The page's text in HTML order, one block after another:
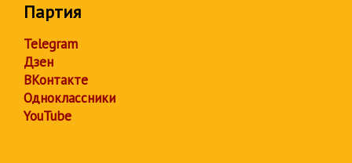
Партия
Telegram
Дзен
ВКонтакте
Одноклассники
YouTube